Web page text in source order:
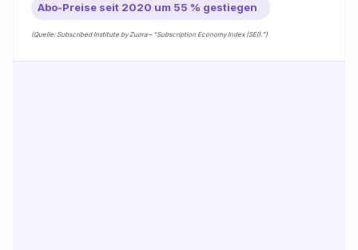
Abo-Preise seit 2020 um 55 % gestiegen
(Quelle: Subscribed Institute by Zuora – “Subscription Economy Index (SEI).”)